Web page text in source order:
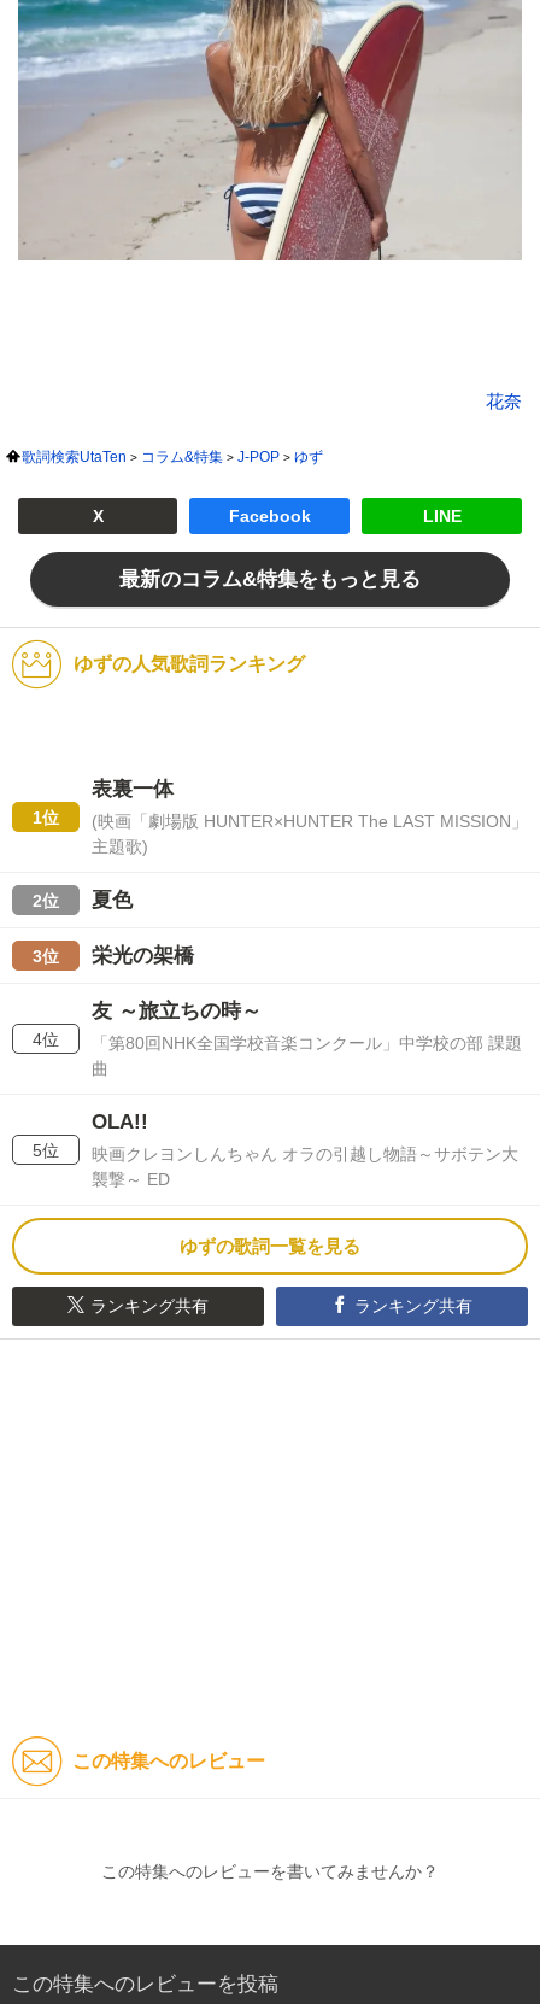
花奈
歌詞検索UtaTen コラム&特集 J-POP ゆず
X Facebook LINE
最新のコラム&特集をもっと見る
ゆずの人気歌詞ランキング
1位
表裏一体
(映画「劇場版 HUNTER×HUNTER The LAST MISSION」
主題歌)
2位 夏色
3位 栄光の架橋
4位
友 ～旅立ちの時～
「第80回NHK全国学校音楽コンクール」中学校の部 課題
曲
5位
OLA!!
映画クレヨンしんちゃん オラの引越し物語～サボテン大
襲撃～ ED
ゆずの歌詞一覧を見る
ランキング共有 ランキング共有
この特集へのレビュー
この特集へのレビューを書いてみませんか？
この特集へのレビューを投稿